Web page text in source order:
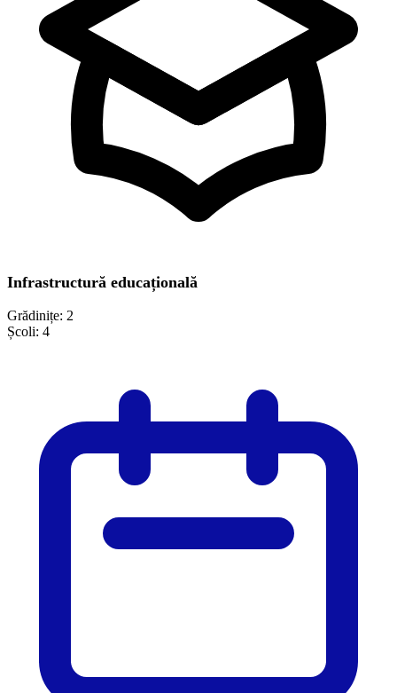
Infrastructură educațională
Grădinițe: 2
Școli: 4